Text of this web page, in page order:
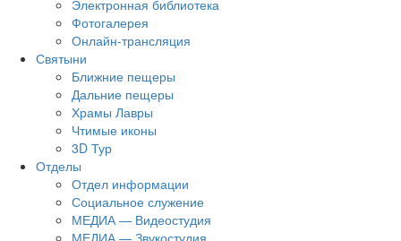
Электронная библиотека
Фотогалерея
Онлайн-трансляция
Святыни
Ближние пещеры
Дальние пещеры
Храмы Лавры
Чтимые иконы
3D Тур
Отделы
Отдел информации
Социальное служение
МЕДИА — Видеостудия
МЕДИА — Звукостудия